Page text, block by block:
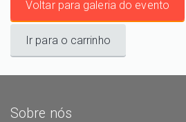
Voltar para galeria do evento
Ir para o carrinho
Sobre nós